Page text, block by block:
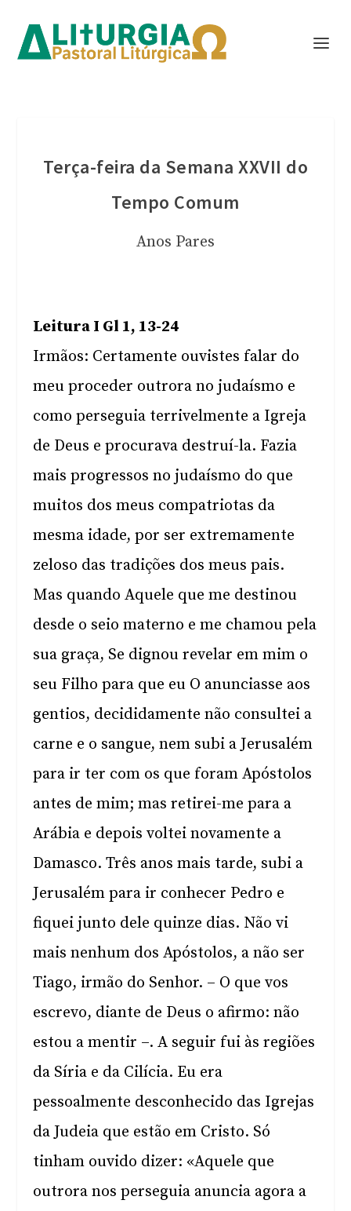
Terça-feira da Semana XXVII do
Tempo Comum
Anos Pares
Leitura I Gl 1, 13-24
Irmãos: Certamente ouvistes falar do
meu proceder outrora no judaísmo e
como perseguia terrivelmente a Igreja
de Deus e procurava destruí-la. Fazia
mais progressos no judaísmo do que
muitos dos meus compatriotas da
mesma idade, por ser extremamente
zeloso das tradições dos meus pais.
Mas quando Aquele que me destinou
desde o seio materno e me chamou pela
sua graça, Se dignou revelar em mim o
seu Filho para que eu O anunciasse aos
gentios, decididamente não consultei a
carne e o sangue, nem subi a Jerusalém
para ir ter com os que foram Apóstolos
antes de mim; mas retirei-me para a
Arábia e depois voltei novamente a
Damasco. Três anos mais tarde, subi a
Jerusalém para ir conhecer Pedro e
fiquei junto dele quinze dias. Não vi
mais nenhum dos Apóstolos, a não ser
Tiago, irmão do Senhor. – O que vos
escrevo, diante de Deus o afirmo: não
estou a mentir –. A seguir fui às regiões
da Síria e da Cilícia. Eu era
pessoalmente desconhecido das Igrejas
da Judeia que estão em Cristo. Só
tinham ouvido dizer: «Aquele que
outrora nos perseguia anuncia agora a